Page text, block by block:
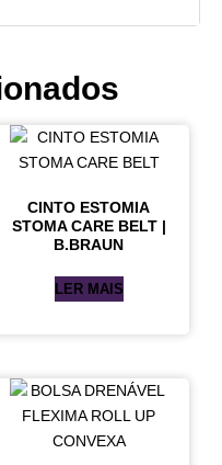
CINTO ESTOMIA
STOMA CARE BELT |
B.BRAUN
LER MAIS